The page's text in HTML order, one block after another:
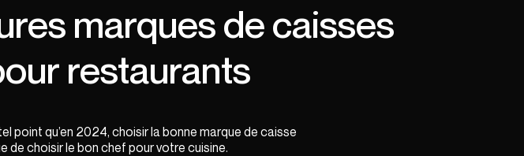
marques de caisses
restaurants
point qu’en 2024, choisir la bonne marque de caisse
de choisir le bon chef pour votre cuisine.